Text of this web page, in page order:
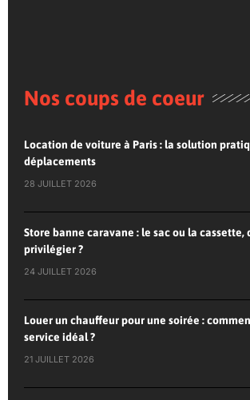
Nos coups de coeur
Location de voiture à Paris : la solution
déplacements
28 JUILLET 2026
Store banne caravane : le sac ou la cassette,
privilégier ?
24 JUILLET 2026
Louer un chauffeur pour une soirée :
service idéal ?
21 JUILLET 2026